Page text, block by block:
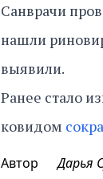
Санврачи
нашли
выявили.
Ранее стало
ковидом
Автор Дарья